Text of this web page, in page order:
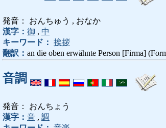
発音： おんちゅう , おなか
漢字： 御 , 中
キーワード： 挨拶
翻訳： an die oben erwähnte Person [Firma]
音調
発音： おんちょう
漢字： 音 , 調